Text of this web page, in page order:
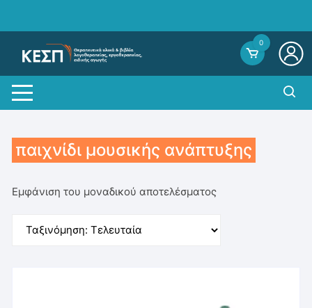
0
παιχνίδι μουσικής ανάπτυξης
Εμφάνιση του μοναδικού αποτελέσματος